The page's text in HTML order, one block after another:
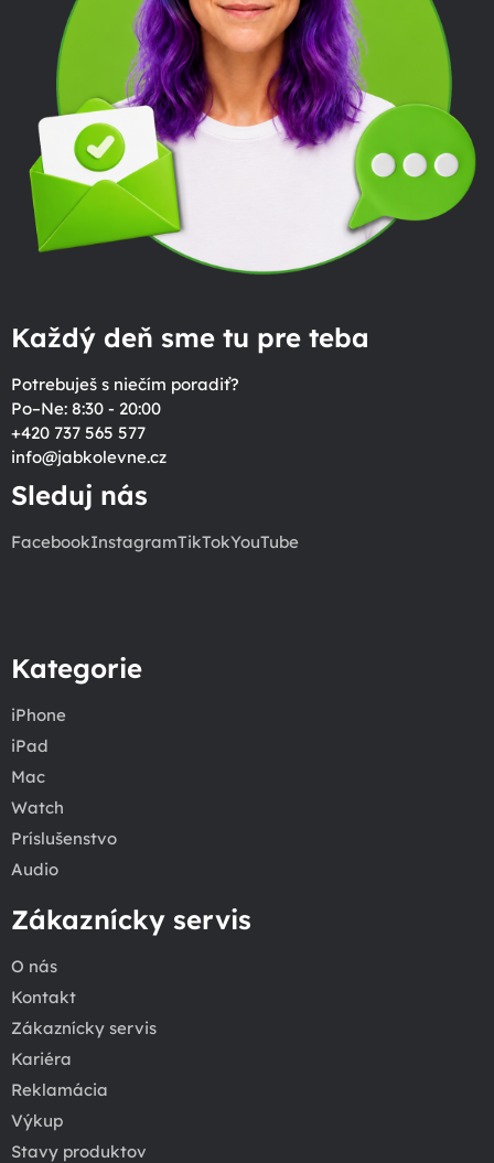
Každý deň sme tu pre teba
Potrebuješ s niečím poradiť?
Po–Ne: 8:30 - 20:00
+420 737 565 577
info@jabkolevne.cz
Sleduj nás
FacebookInstagramTikTokYouTube
Kategorie
iPhone
iPad
Mac
Watch
Príslušenstvo
Audio
Zákaznícky servis
O nás
Kontakt
Zákaznícky servis
Kariéra
Reklamácia
Výkup
Stavy produktov